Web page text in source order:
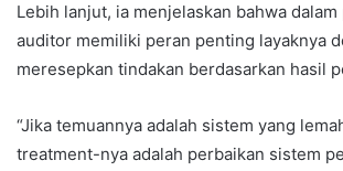
Lebih lanjut, ia menjelaskan bahwa dalam
auditor memiliki peran penting layaknya
meresepkan tindakan berdasarkan hasil
“Jika temuannya adalah sistem yang
treatment-nya adalah perbaikan sistem